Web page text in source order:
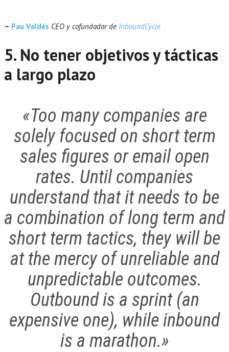
– Pau Valdés CEO y cofundador de InboundCycle
5. No tener objetivos y tácticas
a largo plazo
«Too many companies are
solely focused on short term
sales figures or email open
rates. Until companies
understand that it needs to be
a combination of long term and
short term tactics, they will be
at the mercy of unreliable and
unpredictable outcomes.
Outbound is a sprint (an
expensive one), while inbound
is a marathon.»